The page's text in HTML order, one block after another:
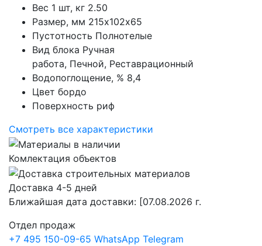
Вес 1 шт, кг 2.50
Размер, мм 215х102х65
Пустотность Полнотелые
Вид блока Ручная
работа, Печной, Реставрационный
Водопоглощение, % 8,4
Цвет бордо
Поверхность риф
Смотреть все характеристики
Комлектация объектов
Доставка 4-5 дней
Ближайшая дата доставки: [07.08.2026 г.
Отдел продаж
+7 495 150-09-65 WhatsApp Telegram